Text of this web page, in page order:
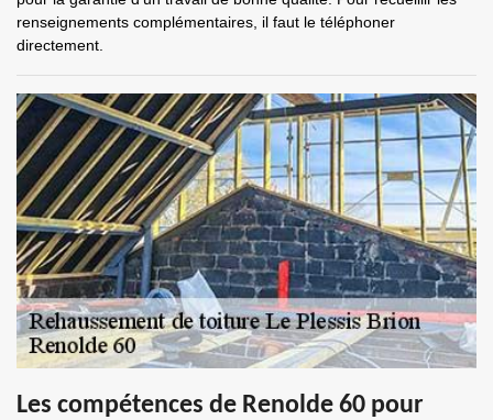
renseignements complémentaires, il faut le téléphoner
directement.
Les compétences de Renolde 60 pour